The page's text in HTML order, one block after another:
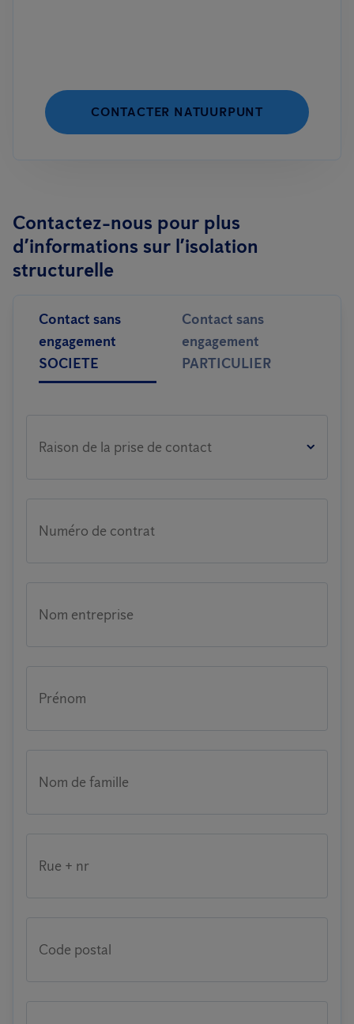
CONTACTER NATUURPUNT
Contactez-nous pour plus
d’informations sur l’isolation
structurelle
Contact sans
engagement
SOCIETE
Contact sans
engagement
PARTICULIER
Raison de la prise de contact
Numéro de contrat
Nom entreprise
Prénom
Nom de famille
Rue + nr
Code postal